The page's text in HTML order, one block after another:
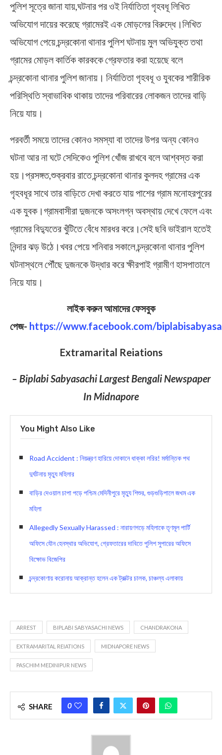
পুলিশ সূত্রে জানা যায়,ঘটনার পর ওই নির্যাতিতা গৃহবধূ লিখিত
অভিযোগ দায়ের করেছে গ্রামেরই এক মোড়লের বিরুদ্ধে।লিখিত
অভিযোগ পেয়ে চন্দ্রকোনা থানার পুলিশ ঘটনায় মুল অভিযুক্ত তথা
গ্রামের মোড়ল কার্তিক কারককে গ্রেফতার করা হয়েছে বলে
চন্দ্রকোনা থানার পুলিশ জানায়। নির্যাতিতা গৃহবধূ ও যুবকের শারীরিক
পরিস্থিতি স্বাভাবিক থাকায় তাদের পরিবারের লোকজন তাদের বাড়ি
নিয়ে যায়।
পরবর্তী সময়ে তাদের কোনও সমস্যা বা তাদের উপর অন্য কোনও
ঘটনা আর না ঘটে সেদিকেও পুলিশ খোঁজ রাখবে বলে আশ্বস্ত করা
হয়।প্রসঙ্গত,শুক্রবার রাতে চন্দ্রকোনা থানার কুলদহ গ্রামের এক
গৃহবধূর সাথে তার বাড়িতে দেখা করতে যায় পাশের গ্রাম মনোহরপুরের
এক যুবক।গ্রামবাসীরা দুজনকে অসংলগ্ন অবস্থায় দেখে ফেলে এবং
গ্রামের বিদ্যুতের খুঁটিতে বেঁধে মারধর করে।সেই ছবি ভাইরাল হতেই
নিন্দার ঝড় উঠে।খবর পেয়ে শনিবার সকালে চন্দ্রকোনা থানার পুলিশ
ঘটনাস্থলে পৌঁছে দুজনকে উদ্ধার করে ক্ষীরপাই গ্রামীণ হাসপাতালে
নিয়ে যায়।
লাইক করুন আমাদের ফেসবুক
পেজ- https://www.facebook.com/
Extramarital Reiations
– Biplabi Sabyasachi Largest Bengali Newspaper
In Midnapore
You Might Also Like
Road Accident : নিয়ন্ত্রণ হারিয়ে দোকানে ধাক্কা লরির! মর্মান্তিক পথ
দুর্ঘটনায় মৃত্যু মহিলার
বাড়ির দেওয়াল চাপা পড়ে পশ্চিম মেদিনীপুরে মৃত্যু শিশুর, গুড়গুড়িপালে জখম এক
মহিলা
Allegedly Sexually Harassed : নারায়ণগড়ে মহিলাকে তৃণমূল পার্টি
অফিসে যৌন হেনস্থার অভিযোগ, গ্রেফতারের দাবিতে পুলিশ সুপারের অফিসে
বিক্ষোভ বিজেপির
চন্দ্রকোণায় করোনায় আক্রান্ত হলেন এক ট্রাক্টর চালক, চাঞ্চল্য এলাকায়
ARREST BIPLABI SABYASACHI NEWS CHANDRAKONA
EXTRAMARITAL REIATIONS MIDNAPORE NEWS
PASCHIM MEDINIPUR NEWS
SHARE 0